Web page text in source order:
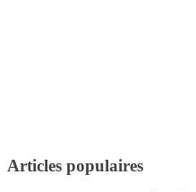
Articles populaires